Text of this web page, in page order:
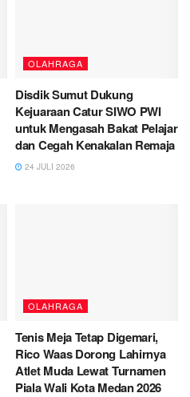
OLAHRAGA
Disdik Sumut Dukung
Kejuaraan Catur SIWO PWI
untuk Mengasah Bakat Pelajar
dan Cegah Kenakalan Remaja
24 JULI 2026
OLAHRAGA
Tenis Meja Tetap Digemari,
Rico Waas Dorong Lahirnya
Atlet Muda Lewat Turnamen
Piala Wali Kota Medan 2026